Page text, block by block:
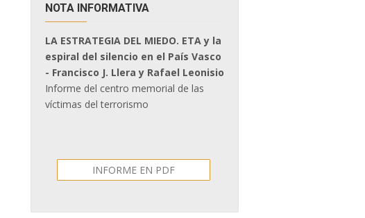
NOTA INFORMATIVA
LA ESTRATEGIA DEL MIEDO. ETA y la
espiral del silencio en el País Vasco
- Francisco J. Llera y Rafael Leonisio
Informe del centro memorial de las
víctimas del terrorismo
INFORME EN PDF